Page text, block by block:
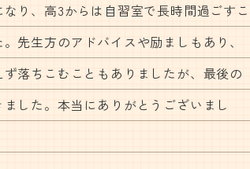
り、高3からは自習室で長時間過ごすこ
先生方のアドバイスや励ましもあり、
落ちこむこともありましたが、最後の
した。本当にありがとうございまし